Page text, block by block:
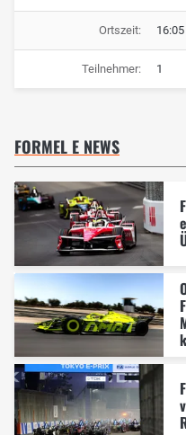
Ortszeit:
Teilnehmer: 1
FORMEL E NEWS